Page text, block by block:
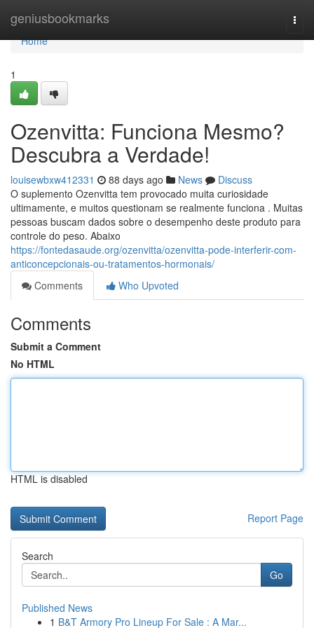
geniusbookmarks
Home
Home
1
Ozenvitta: Funciona Mesmo?
Descubra a Verdade!
louisewbxw412331 88 days ago News
Discuss
O suplemento Ozenvitta tem provocado muita curiosidade
ultimamente, e muitos questionam se realmente funciona . Muitas
pessoas buscam dados sobre o desempenho deste produto para
controle do peso. Abaixo
https://fontedasaude.org/ozenvitta/ozenvitta-pode-interferir-com-
anticoncepcionais-ou-tratamentos-hormonais/
Comments
Who Upvoted
Comments
Submit a Comment
No HTML
HTML is disabled
Report Page
Search
Go
Published News
1 B&T Armory Pro Lineup For Sale : A Mar...